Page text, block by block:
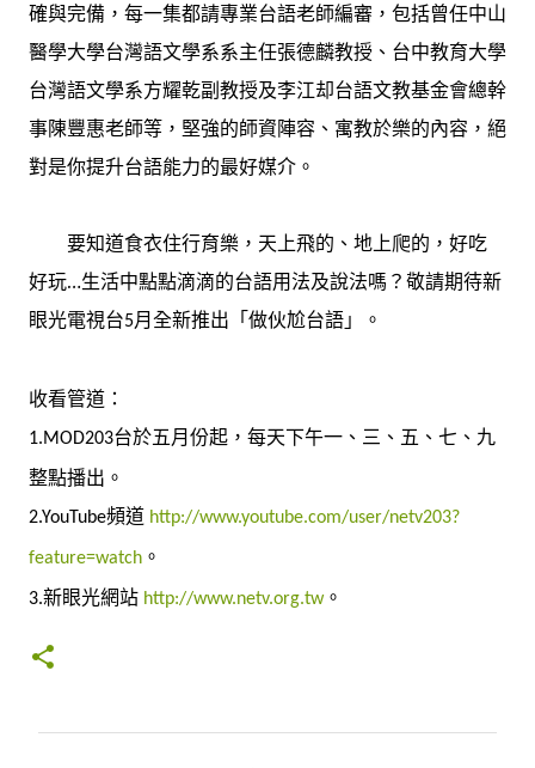
確與完備，每一集都請專業台語老師編審，包括曾任中山
醫學大學台灣語文學系系主任張德麟教授、台中教育大學
台灣語文學系方耀乾副教授及李江却台語文教基金會總幹
事陳豐惠老師等，堅強的師資陣容、寓教於樂的內容，絕
對是你提升台語能力的最好媒介。
要知道食衣住行育樂，天上飛的、地上爬的，好吃
好玩…生活中點點滴滴的台語用法及說法嗎？敬請期待新
眼光電視台5月全新推出「做伙尬台語」。
收看管道：
1.MOD203台於五月份起，每天下午一、三、五、七、九
整點播出。
2.YouTube頻道 http://www.youtube.com/user/netv203?
feature=watch 。
3.新眼光網站 http://www.netv.org.tw。